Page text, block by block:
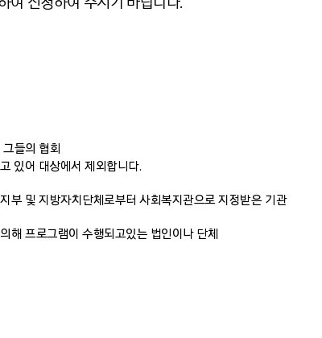
들의 협회
있어 대상에서 제외합니다.
부 및 지방자치단체로부터 사회복지관으로 지정받은 기관
해 프로그램이 수행되고있는 법인이나 단체